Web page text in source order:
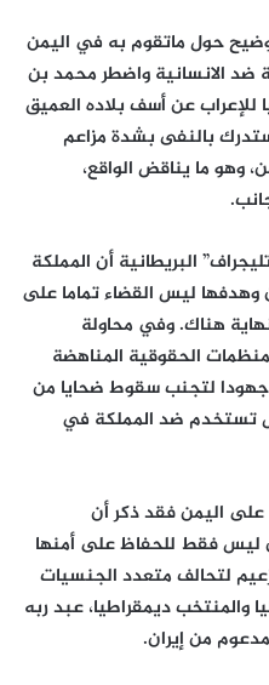
حول ماتقوم به في اليمن
الانسانية واضطر محمد بن
للإعراب عن أسف بلاده العميق
بالنفى بشدة مزاعم
وهو ما يناقض الواقع،
البريطانية أن المملكة
ليس القضاء تماما على
نهاية هناك. وفي محاولة
الحقوقية المناهضة
جهودا لتجنب سقوط ضحايا من
تستخدم ضد المملكة في
اليمن فقد ذكر أن
ليس فقط للحفاظ على أمنها
لتحالف متعدد الجنسيات
والمنتخب ديمقراطيا، عبد ربه
من إيران.